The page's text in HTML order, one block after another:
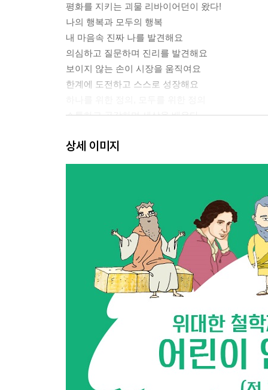
평화를 지키는 괴물 리바이어던이 왔다!
나의 행복과 모두의 행복
내 마음속 진짜 나를 발견해요
의심하고 질문하며 진리를 발견해요
보이지 않는 손이 시장을 움직여요
한계에 도전하고 스스로 성장해요
소통하고 공감하며 세상을 배우다
불평등에 맞선 용감한 경제학
세상을 바꾸는 미디어의 힘!
비판과 토론 닫힌 세상을 열다
상세 이미지